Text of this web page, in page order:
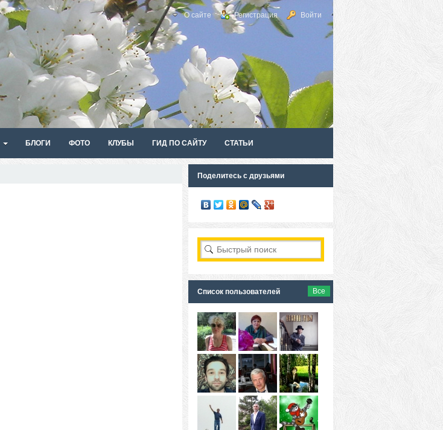
О сайте Регистрация Войти
БЛОГИ ФОТО КЛУБЫ ГИД ПО САЙТУ СТАТЬИ
Поделитесь с друзьями
Список пользователей Все